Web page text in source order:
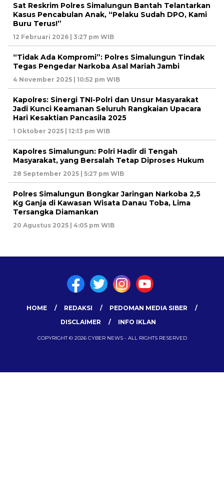
Sat Reskrim Polres Simalungun Bantah Telantarkan
Kasus Pencabulan Anak, “Pelaku Sudah DPO, Kami
Buru Terus!”
12 Februari 2026 | 3:27 pm WIB
“Tidak Ada Kompromi”: Polres Simalungun Tindak
Tegas Pengedar Narkoba Asal Mariah Jambi
4 November 2025 | 10:52 pm WIB
Kapolres: Sinergi TNI-Polri dan Unsur Masyarakat
Jadi Kunci Keamanan Seluruh Rangkaian Upacara
Hari Kesaktian Pancasila 2025
1 Oktober 2025 | 12:13 pm WIB
Kapolres Simalungun: Polri Hadir di Tengah
Masyarakat, yang Bersalah Tetap Diproses Hukum
28 September 2025 | 5:27 pm WIB
Polres Simalungun Bongkar Jaringan Narkoba 2,5
Kg Ganja di Kawasan Wisata Danau Toba, Lima
Tersangka Diamankan
20 Agustus 2025 | 4:05 pm WIB
HOME REDAKSI
PEDOMAN MEDIA SIBER
DISCLAIMER
INFO IKLAN
COPYRIGHT © 2026 CYBER NEWS - ALL RIGHTS RESERVED